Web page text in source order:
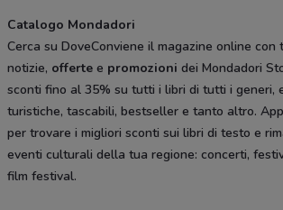
Catalogo Mondadori
Cerca su DoveConviene il magazine online
notizie, offerte e promozioni dei Mondadori
sconti fino al 35% su tutti i libri di tutti i generi,
turistiche, tascabili, bestseller e tanto altro.
per trovare i migliori sconti sui libri di testo e
eventi culturali della tua regione: concerti,
film festival.